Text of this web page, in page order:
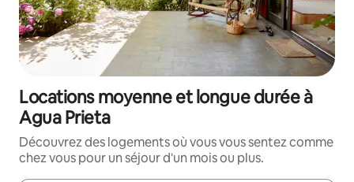
Locations moyenne et longue durée à
Agua Prieta
Découvrez des logements où vous vous sentez comme
chez vous pour un séjour d'un mois ou plus.